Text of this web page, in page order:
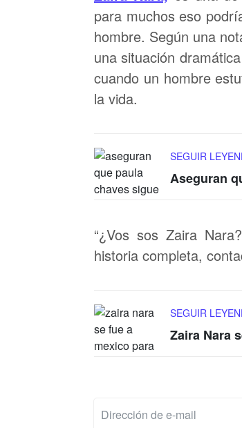
para muchos eso
hombre. Según una
una situación
cuando un hombre
la vida.
SEGUIR
Aseguran
“¿Vos sos Zaira
historia completa,
SEGUIR
Zaira Nara